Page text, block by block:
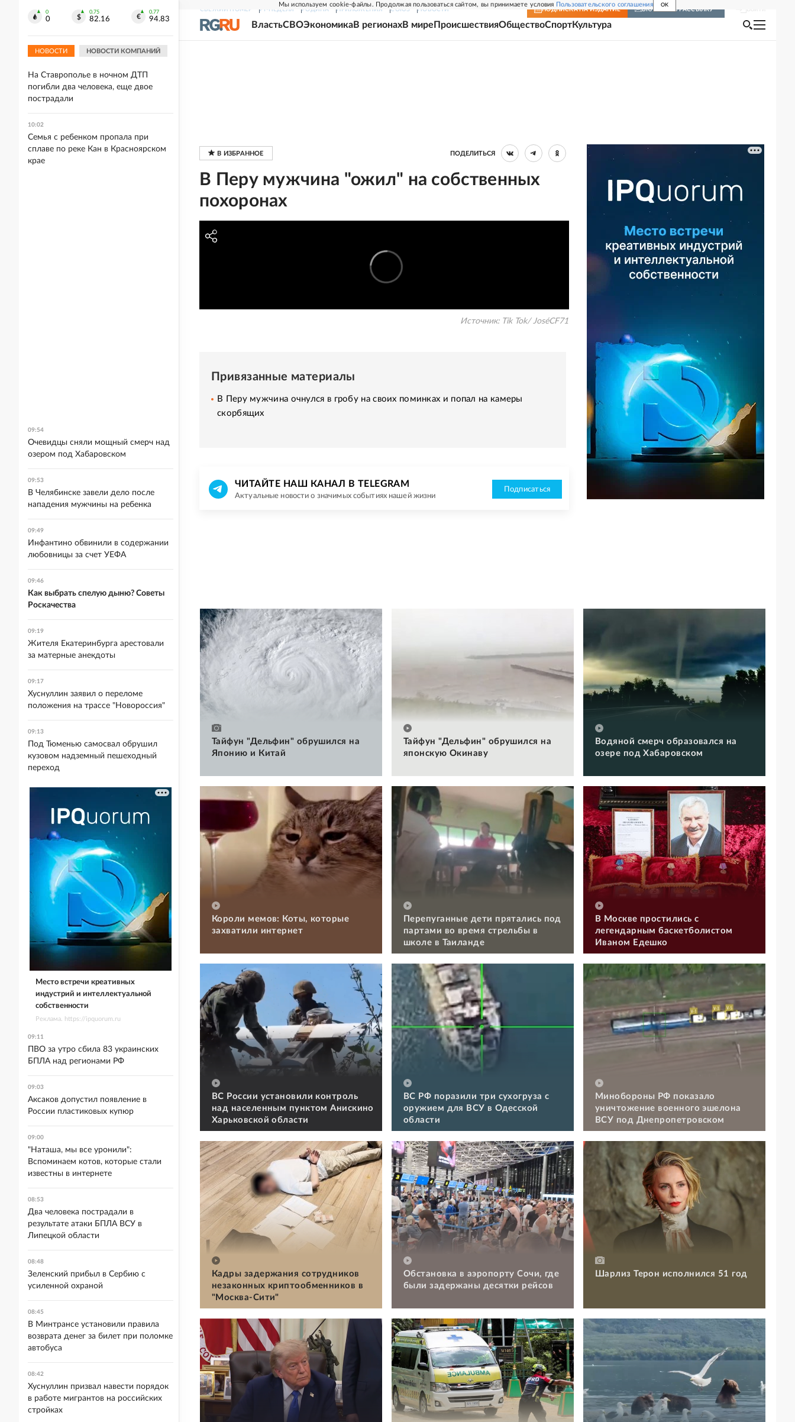
Мы используем cookie-файлы. Продолжая пользоваться сайтом, вы принимаете условия Пользовательского соглашения OK
СВЕЖИЙ НОМЕР РГ-НЕДЕЛЯ РОДИНА ПРИЛОЖЕНИЯ СОЮЗ НОВОСТИ ПОДПИСКА НА ИЗДАНИЕ ВКЛЮЧИТЬ РАССЫЛКУ
ВластьСВОЭкономикаВ регионахВ мире ПроисшествияОбществоСпортКультура
ПОДЕЛИТЬСЯ
В Перу мужчина "ожил" на собственных
похоронах
Источник: Tik Tok/ JoséCF71
Привязанные материалы
В Перу мужчина очнулся в гробу на своих поминках и попал на камеры
скорбящих
ЧИТАЙТЕ НАШ КАНАЛ В TELEGRAM
Актуальные новости о значимых событиях нашей жизни
Подписаться
Тайфун "Дельфин" обрушился на
Японию и Китай
Тайфун "Дельфин" обрушился на
японскую Окинаву
Водяной смерч образовался на
озере под Хабаровском
Короли мемов: Коты, которые
захватили интернет
Перепуганные дети прятались под
партами во время стрельбы в
школе в Таиланде
В Москве простились с
легендарным баскетболистом
Иваном Едешко
ВС России установили контроль
над населенным пунктом Анискино
Харьковской области
ВС РФ поразили три сухогруза с
оружием для ВСУ в Одесской
области
Минобороны РФ показало
уничтожение военного эшелона
ВСУ под Днепропетровском
Кадры задержания сотрудников
незаконных криптообменников в
"Москва-Сити"
Обстановка в аэропорту Сочи, где
были задержаны десятки рейсов
Шарлиз Терон исполнился 51 год
0
0
0.75
82.16
0.77
94.83
НОВОСТИ НОВОСТИ КОМПАНИЙ
Гренландия предупредила о
На Ставрополье в ночном ДТП
погибли два человека, еще двое
пострадали
10:02
Семья с ребенком пропала при
сплаве по реке Кан в Красноярском
крае
09:54
Очевидцы сняли мощный смерч над
озером под Хабаровском
09:53
В Челябинске завели дело после
нападения мужчины на ребенка
09:49
Инфантино обвинили в содержании
любовницы за счет УЕФА
09:46
Как выбрать спелую дыню? Советы
Роскачества
09:19
Жителя Екатеринбурга арестовали
за матерные анекдоты
09:17
Хуснуллин заявил о переломе
положения на трассе "Новороссия"
09:13
Под Тюменью самосвал обрушил
кузовом надземный пешеходный
переход
Место встречи креативных
индустрий и интеллектуальной
собственности
Реклама. https://ipquorum.ru
09:11
ПВО за утро сбила 83 украинских
БПЛА над регионами РФ
09:03
Аксаков допустил появление в
России пластиковых купюр
09:00
"Наташа, мы все уронили":
Вспоминаем котов, которые стали
известны в интернете
08:53
Два человека пострадали в
результате атаки БПЛА ВСУ в
Липецкой области
08:48
Зеленский прибыл в Сербию с
усиленной охраной
08:45
В Минтрансе установили правила
возврата денег за билет при поломке
автобуса
08:42
Хуснуллин призвал навести порядок
в работе мигрантов на российских
стройках